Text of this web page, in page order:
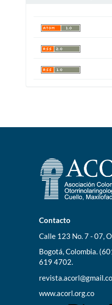
Contacto
Calle 123 No. 7 - 07,
Bogotá, Colombia.
619 4702.
www.acorl.org.co